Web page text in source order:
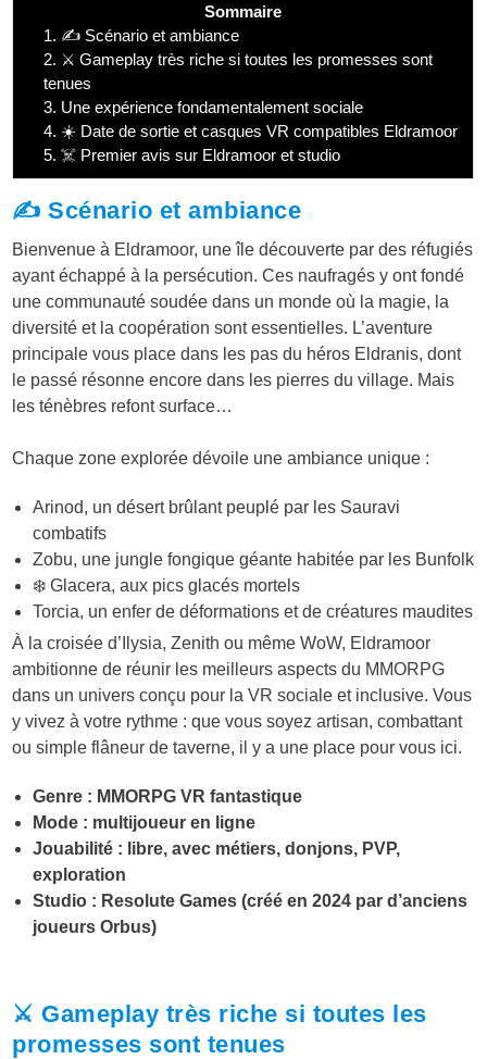
Sommaire
1. ✍️ Scénario et ambiance
2. ⚔️ Gameplay très riche si toutes les promesses sont
tenues
3. Une expérience fondamentalement sociale
4. ☀️ Date de sortie et casques VR compatibles Eldramoor
5. ☠️ Premier avis sur Eldramoor et studio
✍️ Scénario et ambiance
Bienvenue à Eldramoor, une île découverte par des réfugiés
ayant échappé à la persécution. Ces naufragés y ont fondé
une communauté soudée dans un monde où la magie, la
diversité et la coopération sont essentielles. L’aventure
principale vous place dans les pas du héros Eldranis, dont
le passé résonne encore dans les pierres du village. Mais
les ténèbres refont surface…
Chaque zone explorée dévoile une ambiance unique :
Arinod, un désert brûlant peuplé par les Sauravi
combatifs
Zobu, une jungle fongique géante habitée par les Bunfolk
❄️ Glacera, aux pics glacés mortels
Torcia, un enfer de déformations et de créatures maudites
À la croisée d’Ilysia, Zenith ou même WoW, Eldramoor
ambitionne de réunir les meilleurs aspects du MMORPG
dans un univers conçu pour la VR sociale et inclusive. Vous
y vivez à votre rythme : que vous soyez artisan, combattant
ou simple flâneur de taverne, il y a une place pour vous ici.
Genre : MMORPG VR fantastique
Mode : multijoueur en ligne
Jouabilité : libre, avec métiers, donjons, PVP,
exploration
Studio : Resolute Games (créé en 2024 par d’anciens
joueurs Orbus)
⚔️ Gameplay très riche si toutes les
promesses sont tenues